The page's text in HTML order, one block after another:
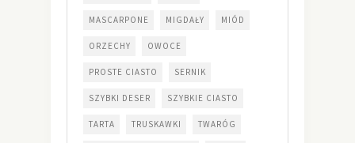
MASCARPONE MIGDAŁY MIÓD
ORZECHY OWOCE
PROSTE CIASTO SERNIK
SZYBKI DESER SZYBKIE CIASTO
TARTA TRUSKAWKI TWARÓG